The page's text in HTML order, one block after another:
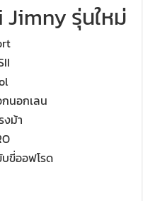
รุ่นใหม่
นอกเลน
งม้า
ขี่ออฟโรด